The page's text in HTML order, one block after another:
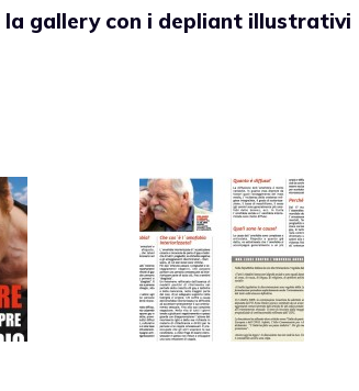
la gallery con i depliant illustrativi